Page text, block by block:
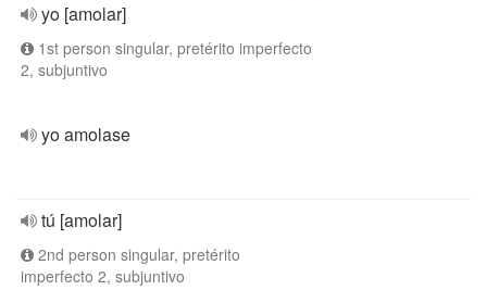
yo [amolar]
1st person singular, pretérito imperfecto
2, subjuntivo
yo amolase
tú [amolar]
2nd person singular, pretérito
imperfecto 2, subjuntivo